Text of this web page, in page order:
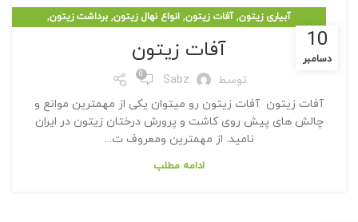
10
دسامبر
آبیاری زیتون,آفات زیتون, انواع نهال زیتون, برداشت زیتون,
,
آفات زیتون
توسط Sabz
0
آفات زیتون آفات زیتون رو میتوان یکی از مهمترین موانع و
چالش های پیش روی کاشت و پرورش درختان زیتون در ایران
نامید. از مهمترین ومعروف ت...
ادامه مطلب